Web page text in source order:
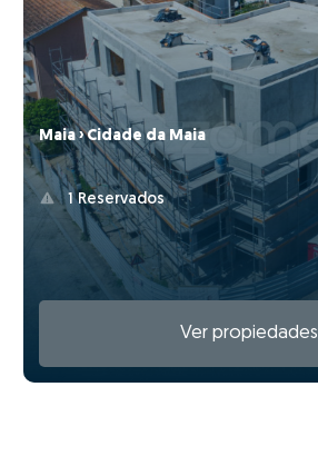
Maia › Cidade da Maia
1 Reservados
Ver propiedades